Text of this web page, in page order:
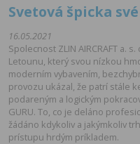
Svetová špicka
16.05.2021
Spolecnost ZLIN AIRCRAFT a.
Letounu, který svou nízkou
moderním vybavením,
provozu ukázal, že patrí stále
podareným a logickým
GURU. To, co je deláno
žádáno kdykoliv a jakýmkoliv
prístupu hrdým príkladem.